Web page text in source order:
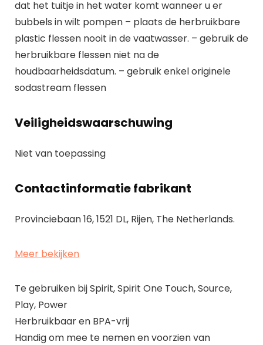
dat het tuitje in het water komt wanneer u er
bubbels in wilt pompen – plaats de herbruikbare
plastic flessen nooit in de vaatwasser. – gebruik de
herbruikbare flessen niet na de
houdbaarheidsdatum. – gebruik enkel originele
sodastream flessen
Veiligheidswaarschuwing
Niet van toepassing
Contactinformatie fabrikant
Provinciebaan 16, 1521 DL, Rijen, The Netherlands.
Meer bekijken
Te gebruiken bij Spirit, Spirit One Touch, Source,
Play, Power
Herbruikbaar en BPA-vrij
Handig om mee te nemen en voorzien van